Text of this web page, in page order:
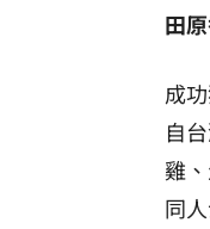
田
成
自
雞
同